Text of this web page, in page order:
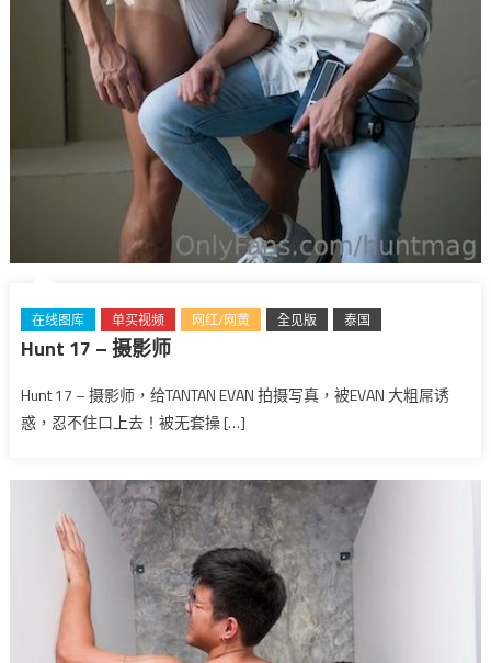
在线图库 单买视频 网红/网黄 全见版 泰国
Hunt 17 – 摄影师
Hunt 17 – 摄影师，给TANTAN EVAN 拍摄写真，被EVAN 大粗屌诱
惑，忍不住口上去！被无套操 […]